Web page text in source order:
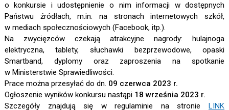
o konkursie i udostępnienie o nim informacji w dostępnych
Państwu źródłach, m.in. na stronach internetowych szkół,
w mediach społecznościowych (Facebook, itp.).
Na zwycięzców czekają atrakcyjne nagrody: hulajnoga
elektryczna, tablety, słuchawki bezprzewodowe, opaski
Smartband, dyplomy oraz zaproszenia na spotkanie
w Ministerstwie Sprawiedliwości.
Prace można przesyłać do dn. 09 czerwca 2023 r.
Ogłoszenie wyników konkursu nastąpi 18 września 2023 r.
Szczegóły znajdują się w regulaminie na stronieLINK